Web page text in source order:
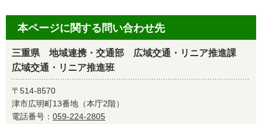
本ページに関する問い合わせ先
三重県 地域連携・交通部 広域交通・リニア推進課
広域交通・リニア推進班
〒514-8570
津市広明町13番地（本庁2階）
電話番号： 059-224-2805